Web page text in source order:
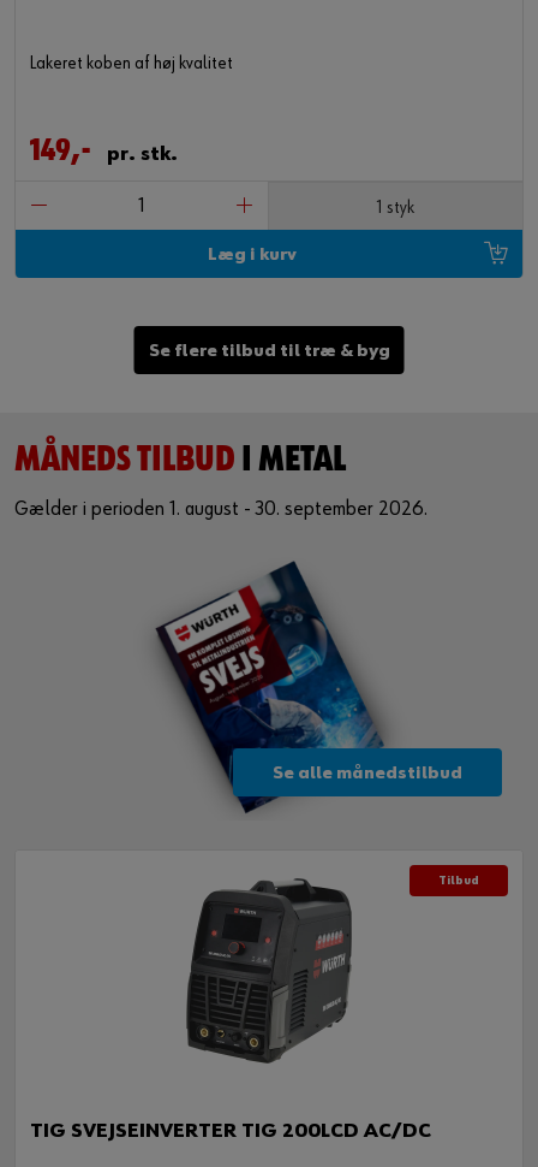
Lakeret koben af høj kvalitet
149,- pr. stk.
1 styk
Læg i kurv
Se flere tilbud til træ & byg
MÅNEDS TILBUD I METAL
Gælder i perioden 1. august - 30. september 2026.
Se alle månedstilbud
Tilbud
TIG SVEJSEINVERTER TIG 200LCD AC/DC